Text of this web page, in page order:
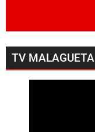
TV MALAGUETA